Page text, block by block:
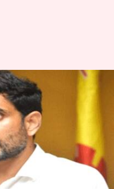
శ్రేణులపై నారా
కంటే
03:13 pm